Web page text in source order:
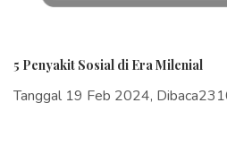
5 Penyakit Sosial di Era Milenial
Tanggal 19 Feb 2024,